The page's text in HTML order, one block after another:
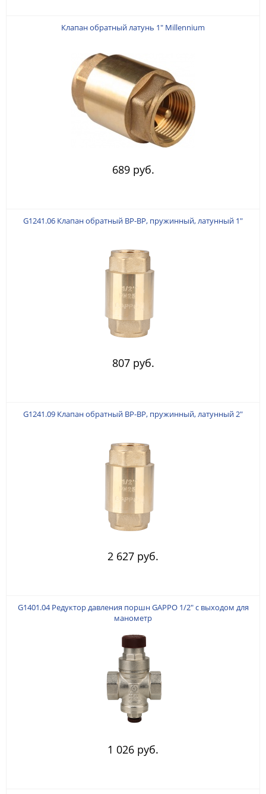
Клапан обратный латунь 1" Millennium
689 руб.
G1241.06 Клапан обратный ВР-ВР, пружинный, латунный 1"
807 руб.
G1241.09 Клапан обратный ВР-ВР, пружинный, латунный 2"
2 627 руб.
G1401.04 Редуктор давления поршн GAPPO 1/2" с выходом для
манометр
1 026 руб.